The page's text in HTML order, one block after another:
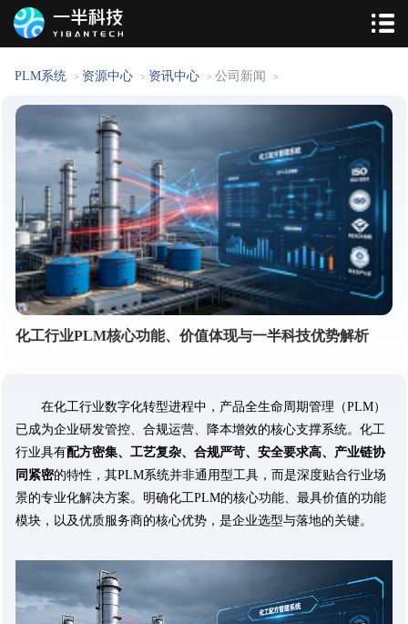
PLM系统 > 资源中心 > 资讯中心 > 公司新闻 >
化工行业PLM核心功能、价值体现与一半科技优势解析
在化工行业数字化转型进程中，产品全生命周期管理（PLM）
已成为企业研发管控、合规运营、降本增效的核心支撑系统。化工
行业具有配方密集、工艺复杂、合规严苛、安全要求高、产业链协
同紧密的特性，其PLM系统并非通用型工具，而是深度贴合行业场
景的专业化解决方案。明确化工PLM的核心功能、最具价值的功能
模块，以及优质服务商的核心优势，是企业选型与落地的关键。